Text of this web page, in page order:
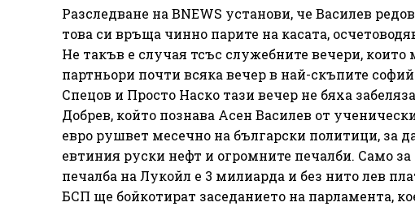
Разследване на BNEWS установи, че Василев
това си връща чинно парите на касата,
Не такъв е случая тсъс служебните вечери,
партньори почти всяка вечер в най-скъпите
Спецов и Просто Наско тази вечер не бяха
Добрев, който познава Асен Василев от
евро рушвет месечно на български политици, за
евтиния руски нефт и огромните печалби. Само
печалба на Лукойл е 3 милиарда и без нито лев
БСП ще бойкотират заседанието на парламента,